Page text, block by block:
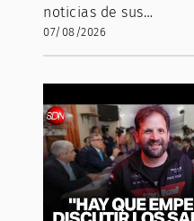
noticias de sus…
07/08/2026